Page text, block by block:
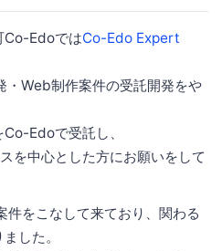
Co-EdoではCo-Edo Expert
・Web制作案件の受託開発をや
Edoで受託し、
を中心とした方にお願いをして
件をこなして来ており、関わる
した。